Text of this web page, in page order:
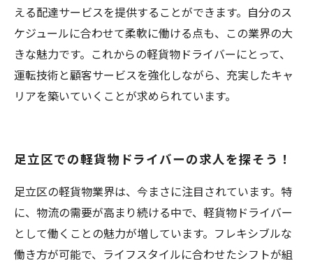
える配達サービスを提供することができます。自分のス
ケジュールに合わせて柔軟に働ける点も、この業界の大
きな魅力です。これからの軽貨物ドライバーにとって、
運転技術と顧客サービスを強化しながら、充実したキャ
リアを築いていくことが求められています。
足立区での軽貨物ドライバーの求人を探そう！
足立区の軽貨物業界は、今まさに注目されています。特
に、物流の需要が高まり続ける中で、軽貨物ドライバー
として働くことの魅力が増しています。フレキシブルな
働き方が可能で、ライフスタイルに合わせたシフトが組